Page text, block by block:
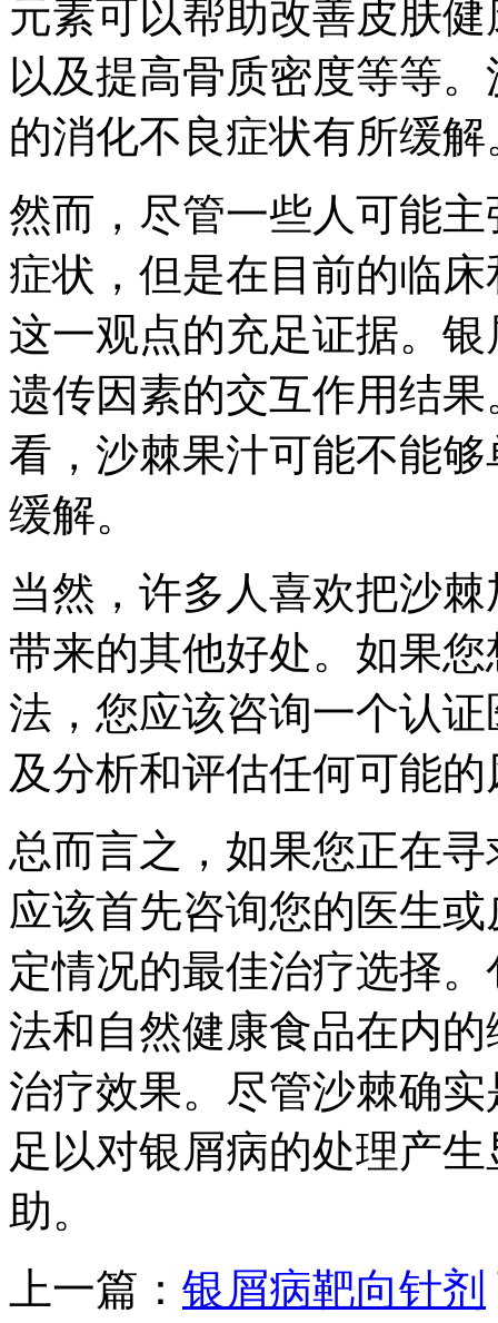
元素可以帮助改善皮肤
以及提高骨质密度等等
的消化不良症状有所缓解
然而，尽管一些人可能
症状，但是在目前的临
这一观点的充足证据。
遗传因素的交互作用结
看，沙棘果汁可能不能
缓解。
当然，许多人喜欢把沙
带来的其他好处。如果
法，您应该咨询一个认
及分析和评估任何可能
总而言之，如果您正在
应该首先咨询您的医生
定情况的最佳治疗选择
法和自然健康食品在内
治疗效果。尽管沙棘确
足以对银屑病的处理产
助。
上一篇： 银屑病靶向针剂